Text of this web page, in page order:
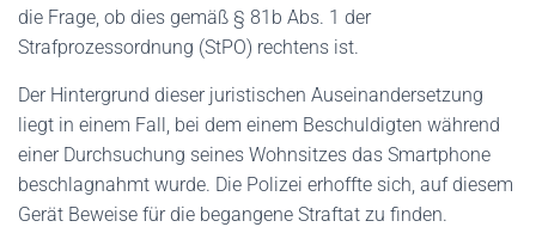
die Frage, ob dies gemäß § 81b Abs. 1 der
Strafprozessordnung (StPO) rechtens ist.
Der Hintergrund dieser juristischen Auseinandersetzung
liegt in einem Fall, bei dem einem Beschuldigten während
einer Durchsuchung seines Wohnsitzes das Smartphone
beschlagnahmt wurde. Die Polizei erhoffte sich, auf diesem
Gerät Beweise für die begangene Straftat zu finden.